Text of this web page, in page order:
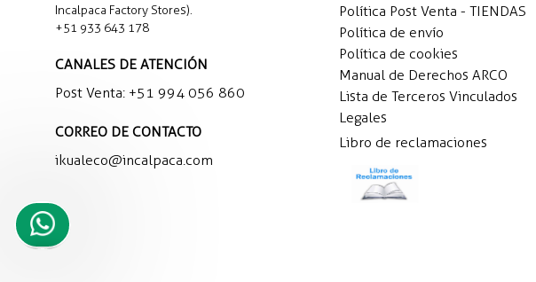
Incalpaca Factory Stores).
+51 933 643 178
CANALES DE ATENCIÓN
Post Venta: +51 994 056 860
CORREO DE CONTACTO
ikualeco@incalpaca.com
Política Post Venta - TIENDAS
Política de envío
Política de cookies
Manual de Derechos ARCO
Lista de Terceros Vinculados
Legales
Libro de reclamaciones